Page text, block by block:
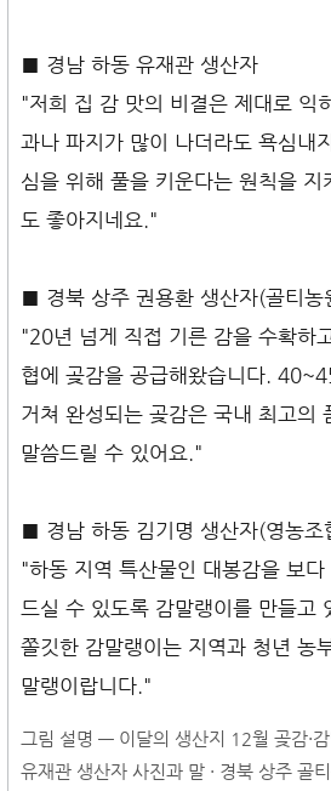
■ 경남 하동 유재관 생산자
"저희 집 감 맛의 비결은 제대로 익
과나 파지가 많이 나더라도 욕심내
심을 위해 풀을 키운다는 원칙을
도 좋아지네요."
■ 경북 상주 권용환 생산자(골티농
"20년 넘게 직접 기른 감을 수확하
협에 곶감을 공급해왔습니다.
거쳐 완성되는 곶감은 국내 최고의
말씀드릴 수 있어요."
■ 경남 하동 김기명 생산자(영농조
"하동 지역 특산물인 대봉감을 보
드실 수 있도록 감말랭이를 만들고
쫄깃한 감말랭이는 지역과 청년 농
말랭이랍니다."
그림 설명 — 이달의 생산지 12월 곶감·
유재관 생산자 사진과 말 · 경북 상주 골